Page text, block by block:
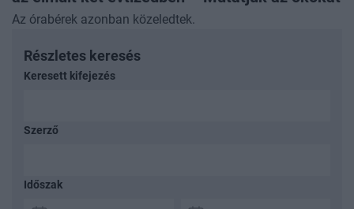
Az órabérek azonban közeledtek.
Részletes keresés
Keresett kifejezés
Szerző
Időszak